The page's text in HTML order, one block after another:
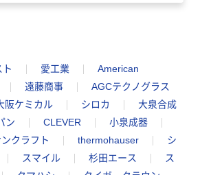
ト 愛工業
American
遠藤商事
AGCテクノグラス
阪ケミカル シロカ
大泉合成
ン CLEVER
小泉成器
クラフト thermohauser
シ
スマイル 杉田エース
ス